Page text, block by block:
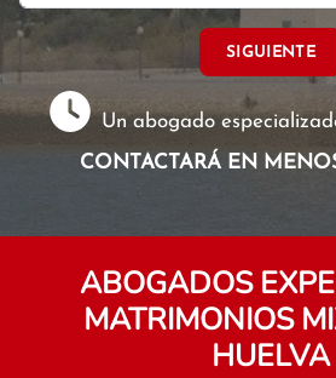
SIGUIENTE
Un abogado
CONTACTARÁ EN
ABOGADOS
MATRIMONIOS
HUELVA